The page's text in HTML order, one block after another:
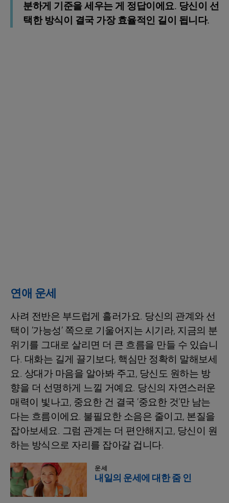
분하게 기준을 세우는 게 정답이에요. 당신이 선
택한 방식이 결국 가장 효율적인 길이 됩니다.
연애 운세
사려 전반은 부드럽게 흘러가요. 당신의 관계와 선
택이 ‘가능성’ 쪽으로 기울어지는 시기라, 지금의 분
위기를 그대로 살리면 더 큰 흐름을 만들 수 있습니
다. 대화는 길게 끌기보다, 핵심만 정확히 말해보세
요. 상대가 마음을 알아봐 주고, 당신도 원하는 방
향을 더 선명하게 느낄 거예요. 당신의 자연스러운
매력이 빛나고, 중요한 건 결국 ‘중요한 것’만 남는
다는 흐름이에요. 불필요한 소음은 줄이고, 본질을
잡아보세요. 그럼 관계는 더 편안해지고, 당신이 원
하는 방식으로 자리를 잡아갈 겁니다.
운세
내일의 운세에 대한 줌 인